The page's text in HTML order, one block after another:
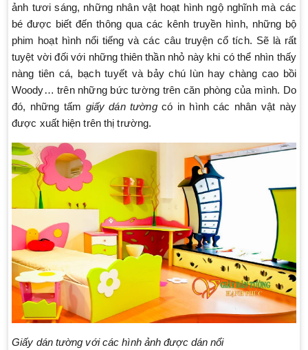
ảnh tươi sáng, những nhân vật hoạt hình ngộ nghĩnh mà các
bé được biết đến thông qua các kênh truyền hình, những bộ
phim hoạt hình nổi tiếng và các câu truyện cổ tích. Sẽ là rất
tuyệt vời đối với những thiên thần nhỏ này khi có thể nhìn thấy
nàng tiên cá, bạch tuyết và bảy chú lùn hay chàng cao bồi
Woody… trên những bức tường trên căn phòng của mình. Do
đó, những tấm giấy dán tườngcó in hình các nhân vật này
được xuất hiện trên thị trường.
Giấy dán tường với các hình ảnh được dán nổi